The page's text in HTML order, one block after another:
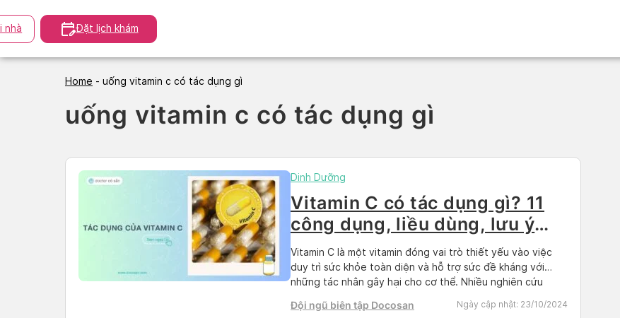
to
content
nhà Đặt lịch khám
Home - uống vitamin c có tác dụng gì
uống vitamin c có tác dụng gì
Dinh Dưỡng
Vitamin C có tác dụng gì? 11
công dụng, liều dùng, lưu ý
bạn cần biết
Vitamin C là một vitamin đóng vai trò thiết yếu vào việc
duy trì sức khỏe toàn diện và hỗ trợ sức đề kháng với
những tác nhân gây hại cho cơ thể. Nhiều nghiên cứu
con người. Cùng Docosan tìm hiểu về […]
Đội ngũ biên tập Docosan Ngày cập nhật: 23/10/2024